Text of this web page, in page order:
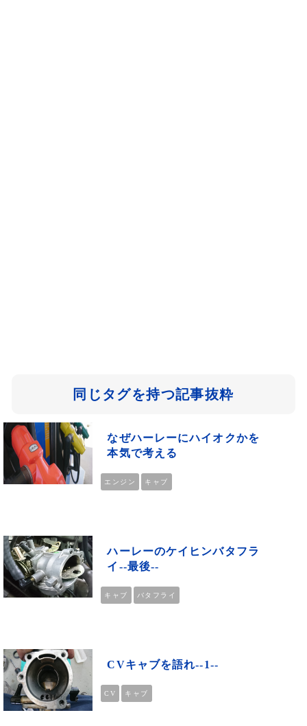
同じタグを持つ記事抜粋
なぜハーレーにハイオクかを
本気で考える
エンジン キャブ
ハーレーのケイヒンバタフラ
イ--最後--
キャブ バタフライ
CVキャブを語れ--1--
CV キャブ